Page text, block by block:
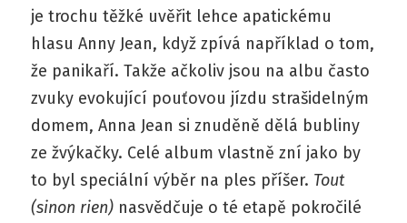
je trochu těžké uvěřit lehce apatickému
hlasu Anny Jean, když zpívá například o tom,
že panikaří. Takže ačkoliv jsou na albu často
zvuky evokující pouťovou jízdu strašidelným
domem, Anna Jean si znuděně dělá bubliny
ze žvýkačky. Celé album vlastně zní jako by
to byl speciální výběr na ples příšer. Tout
(sinon rien)nasvědčuje o té etapě pokročilé